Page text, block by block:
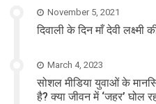
November 5, 2021
दिवाली के दिन माँ देवी लक्ष्मी
March 4, 2023
सोशल मीडिया युवाओं के
है? क्या जीवन में ‘जहर’ घोल